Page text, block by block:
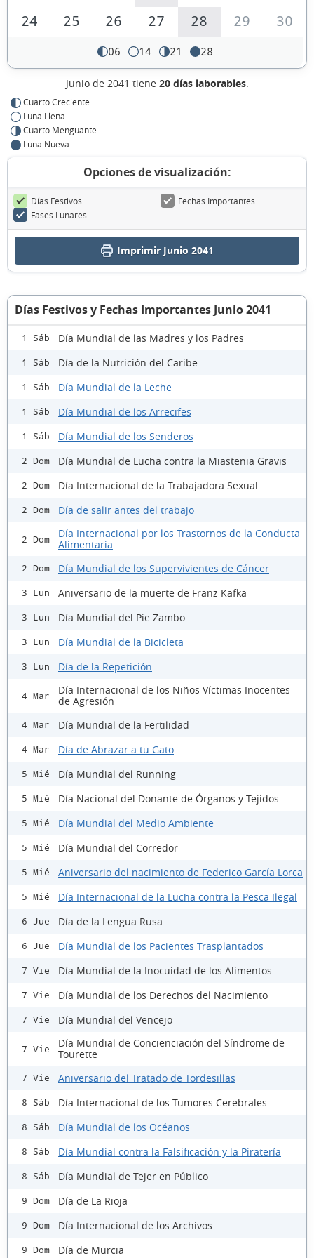
24
25 26 27 28 29 30
06 14 21 28
Junio de 2041 tiene 20 días laborables.
Cuarto Creciente
Luna Llena
Cuarto Menguante
Luna Nueva
Opciones de visualización:
Días Festivos
Fechas Importantes
Fases Lunares
Imprimir Junio 2041
Días Festivos y Fechas Importantes Junio 2041
1 Sáb Día Mundial de las Madres y los Padres
1 Sáb Día de la Nutrición del Caribe
1 Sáb Día Mundial de la Leche
1 Sáb Día Mundial de los Arrecifes
1 Sáb Día Mundial de los Senderos
2 Dom Día Mundial de Lucha contra la Miastenia Gravis
2 Dom Día Internacional de la Trabajadora Sexual
2 Dom Día de salir antes del trabajo
2 Dom
Día Internacional por los Trastornos de la Conducta
Alimentaria
2 Dom Día Mundial de los Supervivientes de Cáncer
3 Lun Aniversario de la muerte de Franz Kafka
3 Lun Día Mundial del Pie Zambo
3 Lun Día Mundial de la Bicicleta
3 Lun Día de la Repetición
4 Mar
Día Internacional de los Niños Víctimas Inocentes
de Agresión
4 Mar Día Mundial de la Fertilidad
4 Mar Día de Abrazar a tu Gato
5 Mié Día Mundial del Running
5 Mié Día Nacional del Donante de Órganos y Tejidos
5 Mié Día Mundial del Medio Ambiente
5 Mié Día Mundial del Corredor
5 Mié Aniversario del nacimiento de Federico García Lorca
5 Mié Día Internacional de la Lucha contra la Pesca Ilegal
6 Jue Día de la Lengua Rusa
6 Jue Día Mundial de los Pacientes Trasplantados
7 Vie Día Mundial de la Inocuidad de los Alimentos
7 Vie Día Mundial de los Derechos del Nacimiento
7 Vie Día Mundial del Vencejo
7 Vie
Día Mundial de Concienciación del Síndrome de
Tourette
7 Vie Aniversario del Tratado de Tordesillas
8 Sáb Día Internacional de los Tumores Cerebrales
8 Sáb Día Mundial de los Océanos
8 Sáb Día Mundial contra la Falsificación y la Piratería
8 Sáb Día Mundial de Tejer en Público
9 Dom Día de La Rioja
9 Dom Día Internacional de los Archivos
9 Dom Día de Murcia